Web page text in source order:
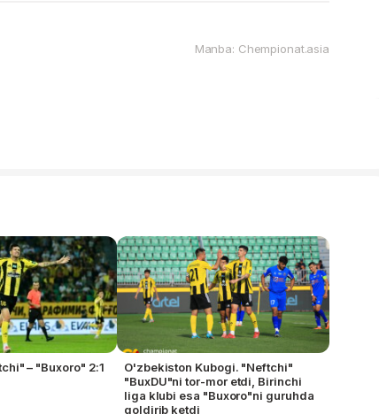
Manba: Chempionat.asia
– "Buxoro" 2:1
O'zbekiston Kubogi. "Neftchi"
"BuxDU"ni tor-mor etdi, Birinchi
liga klubi esa "Buxoro"ni guruhda
qoldirib ketdi